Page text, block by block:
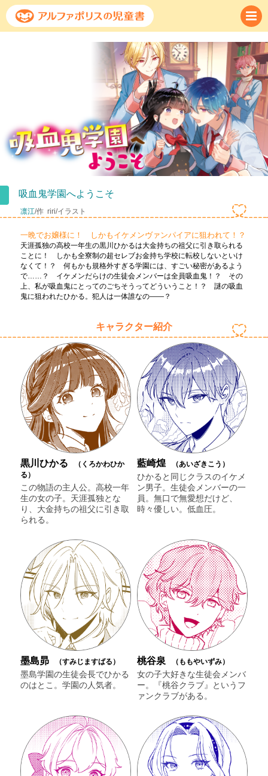
吸血鬼学園へようこそ
凛江/作 riri/イラスト
一晩でお嬢様に！ しかもイケメンヴァンパイアに狙われて！？
天涯孤独の高校一年生の黒川ひかるは大金持ちの祖父に引き取られる
ことに！ しかも全寮制の超セレブお金持ち学校に転校しないといけ
なくて！？ 何もかも規格外すぎる学園には、すごい秘密があるよう
で……？ イケメンだらけの生徒会メンバーは全員吸血鬼！？ その
上、私が吸血鬼にとってのごちそうってどういうこと！？ 謎の吸血
鬼に狙われたひかる。犯人は一体誰なの――？
キャラクター紹介
黒川ひかる
（くろかわひか
る）
この物語の主人公。高校一年
生の女の子。天涯孤独とな
り、大金持ちの祖父に引き取
られる。
藍崎煌 （あいざきこう）
ひかると同じクラスのイケメ
ン男子。生徒会メンバーの一
員。無口で無愛想だけど、
時々優しい。低血圧。
墨島昴 （すみじますばる）
墨島学園の生徒会長でひかる
のはとこ。学園の人気者。
桃谷泉 （ももやいずみ）
女の子大好きな生徒会メンバ
ー。『桃谷クラブ』というフ
ァンクラブがある。